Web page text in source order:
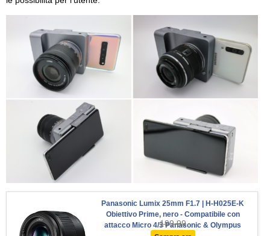
Panasonic Lumix 25mm F1.7 | H-H025E-K
Obiettivo Prime, nero - Compatibile con
attacco Micro 4/3 Panasonic & Olympus
199.99